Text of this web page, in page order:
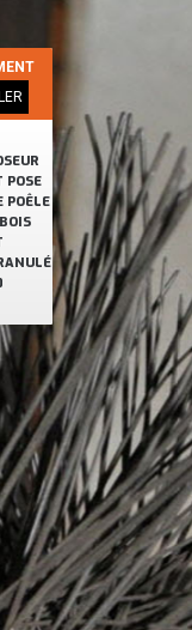
POSE
POÊLE